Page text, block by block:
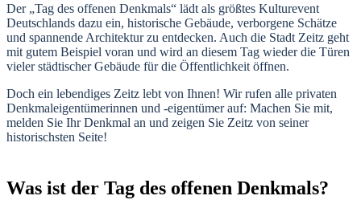
Der „Tag des offenen Denkmals“ lädt als größtes Kulturevent
Deutschlands dazu ein, historische Gebäude, verborgene Schätze
und spannende Architektur zu entdecken. Auch die Stadt Zeitz geht
mit gutem Beispiel voran und wird an diesem Tag wieder die Türen
vieler städtischer Gebäude für die Öffentlichkeit öffnen.
Doch ein lebendiges Zeitz lebt von Ihnen! Wir rufen alle privaten
Denkmaleigentümerinnen und -eigentümer auf: Machen Sie mit,
melden Sie Ihr Denkmal an und zeigen Sie Zeitz von seiner
historischsten Seite!
Was ist der Tag des offenen Denkmals?